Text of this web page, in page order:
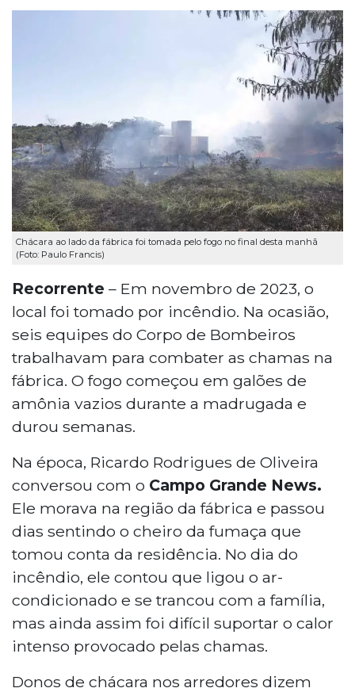
Chácara ao lado da fábrica foi tomada pelo fogo no final desta manhã
(Foto: Paulo Francis)
Recorrente – Em novembro de 2023, o
local foi tomado por incêndio. Na ocasião,
seis equipes do Corpo de Bombeiros
trabalhavam para combater as chamas na
fábrica. O fogo começou em galões de
amônia vazios durante a madrugada e
durou semanas.
Na época, Ricardo Rodrigues de Oliveira
conversou com o Campo Grande News.
Ele morava na região da fábrica e passou
dias sentindo o cheiro da fumaça que
tomou conta da residência. No dia do
incêndio, ele contou que ligou o ar-
condicionado e se trancou com a família,
mas ainda assim foi difícil suportar o calor
intenso provocado pelas chamas.
Donos de chácara nos arredores dizem